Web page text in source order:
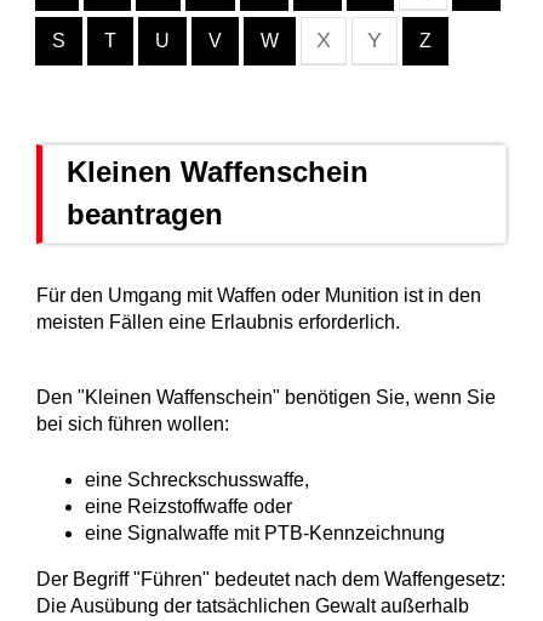
S T U V W X Y Z
Kleinen Waffenschein
beantragen
Für den Umgang mit Waffen oder Munition ist in den
meisten Fällen eine Erlaubnis erforderlich.
Den "Kleinen Waffenschein" benötigen Sie, wenn Sie
bei sich führen wollen:
eine Schreckschusswaffe,
eine Reizstoffwaffe oder
eine Signalwaffe mit PTB-Kennzeichnung
Der Begriff "Führen" bedeutet nach dem Waffengesetz:
Die Ausübung der tatsächlichen Gewalt außerhalb